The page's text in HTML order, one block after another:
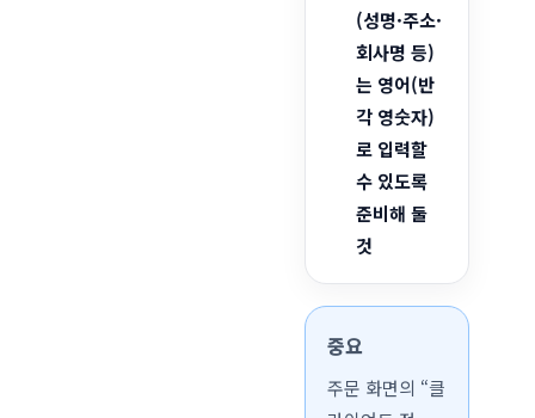
(성명·주소·
회사명 등)
는 영어(반
각 영숫자)
로 입력할
수 있도록
준비해 둘
것
중요
주문 화면의 “클